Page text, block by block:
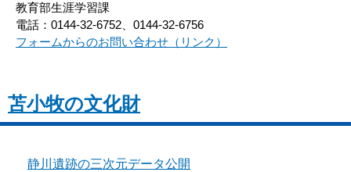
教育部生涯学習課
電話：0144-32-6752、0144-32-6756
フォームからのお問い合わせ（リンク）
苫小牧の文化財
静川遺跡の三次元データ公開